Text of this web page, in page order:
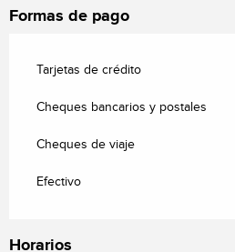
Formas de pago
Tarjetas de crédito
Cheques bancarios y postales
Cheques de viaje
Efectivo
Horarios